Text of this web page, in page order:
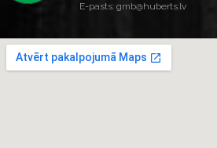
E-pasts: gmb@huberts.lv